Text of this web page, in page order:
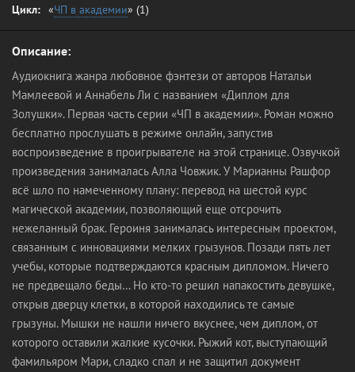
Цикл: «ЧП в академии» (1)
Описание:
Аудиокнига жанра любовное фэнтези от авторов Натальи
Мамлеевой и Аннабель Ли с названием «Диплом для
Золушки». Первая часть серии «ЧП в академии». Роман можно
бесплатно прослушать в режиме онлайн, запустив
воспроизведение в проигрывателе на этой странице. Озвучкой
произведения занималась Алла Човжик. У Марианны Рашфор
всё шло по намеченному плану: перевод на шестой курс
магической академии, позволяющий еще отсрочить
нежеланный брак. Героиня занималась интересным проектом,
связанным с инновациями мелких грызунов. Позади пять лет
учебы, которые подтверждаются красным дипломом. Ничего
не предвещало беды… Но кто-то решил напакостить девушке,
открыв дверцу клетки, в которой находились те самые
грызуны. Мышки не нашли ничего вкуснее, чем диплом, от
которого оставили жалкие кусочки. Рыжий кот, выступающий
фамильяром Мари, сладко спал и не защитил документ